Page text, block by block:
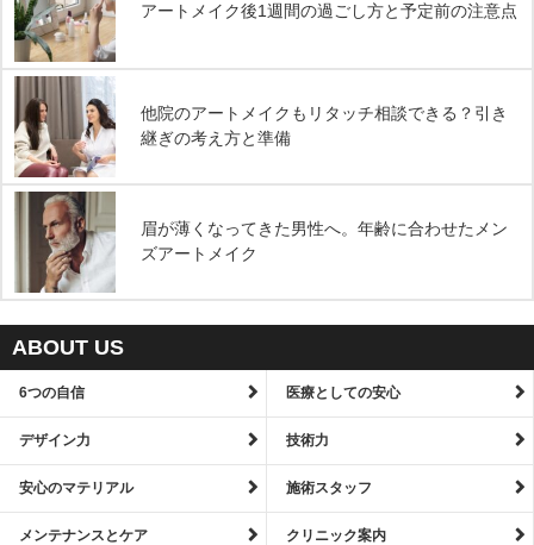
アートメイク後1週間の過ごし方と予定前の注意点
他院のアートメイクもリタッチ相談できる？引き
継ぎの考え方と準備
眉が薄くなってきた男性へ。年齢に合わせたメン
ズアートメイク
ABOUT US
6つの自信 医療としての安心
デザイン力 技術力
安心のマテリアル 施術スタッフ
メンテナンスとケア クリニック案内